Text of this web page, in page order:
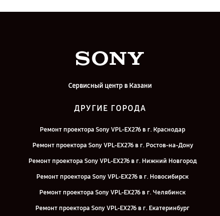
Сервисный центр в Казани
ДРУГИЕ ГОРОДА
Ремонт проектора Sony VPL-EX276 в г. Краснодар
Ремонт проектора Sony VPL-EX276 в г. Ростов-на-Дону
Ремонт проектора Sony VPL-EX276 в г. Нижний Новгород
Ремонт проектора Sony VPL-EX276 в г. Новосибирск
Ремонт проектора Sony VPL-EX276 в г. Челябинск
Ремонт проектора Sony VPL-EX276 в г. Екатеринбург